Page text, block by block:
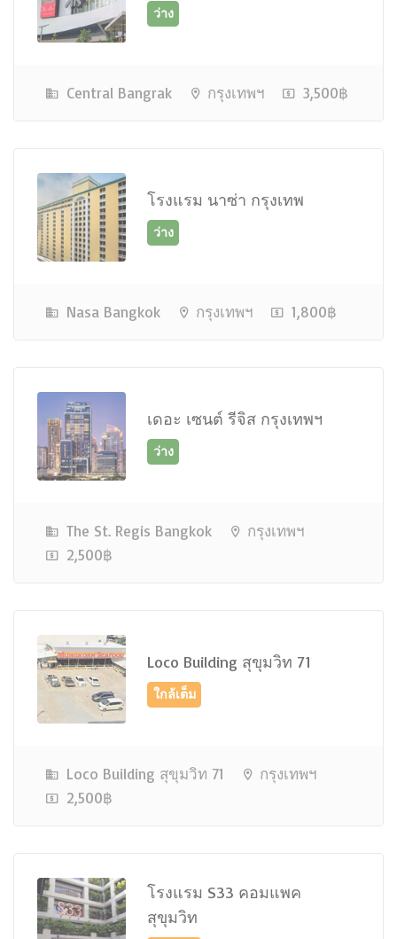
Central Bangrak กรุงเทพฯ 3,500฿
โรงแรม นาซ่า กรุงเทพ
Nasa Bangkok กรุงเทพฯ 1,800฿
เดอะ เซนต์ รีจิส กรุงเทพฯ
The St. Regis Bangkok
กรุงเทพฯ
2,500฿
Loco Building สุขุมวิท 71
ใกล้เต็ม
Loco Building สุขุมวิท 71
กรุงเทพฯ
2,500฿
โรงแรม S33 คอมแพค
สุขุมวิท